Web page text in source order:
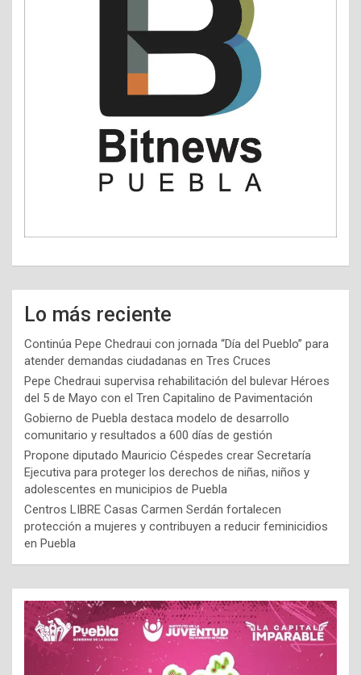
Lo más reciente
Continúa Pepe Chedraui con jornada “Día del Pueblo” para
atender demandas ciudadanas en Tres Cruces
Pepe Chedraui supervisa rehabilitación del bulevar Héroes
del 5 de Mayo con el Tren Capitalino de Pavimentación
Gobierno de Puebla destaca modelo de desarrollo
comunitario y resultados a 600 días de gestión
Propone diputado Mauricio Céspedes crear Secretaría
Ejecutiva para proteger los derechos de niñas, niños y
adolescentes en municipios de Puebla
Centros LIBRE Casas Carmen Serdán fortalecen
protección a mujeres y contribuyen a reducir feminicidios
en Puebla